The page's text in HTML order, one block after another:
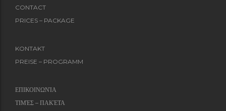
CONTACT
PRICES – PACKAGE
KONTAKT
PREISE – PROGRAMM
ΕΠΙΚΟΙΝΩΝΊΑ
ΤΙΜΈΣ – ΠΑΚΈΤΑ